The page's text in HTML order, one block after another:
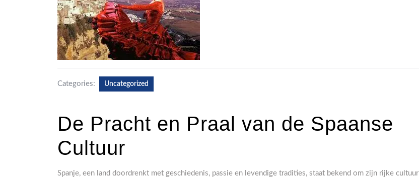
Categories: Uncategorized
De Pracht en Praal van de Spaanse
Cultuur
Spanje, een land doordrenkt met geschiedenis, passie en levendige tradities, staat bekend om zijn rijke cultuur